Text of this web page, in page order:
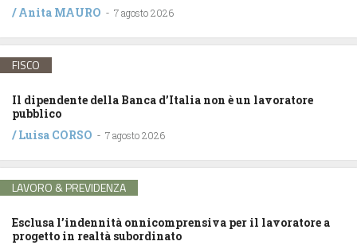
/Anita MAURO - 7 agosto 2026
FISCO
Il dipendente della Banca d’Italia non è un lavoratore
pubblico
/Luisa CORSO - 7 agosto 2026
LAVORO & PREVIDENZA
Esclusa l’indennità onnicomprensiva per il lavoratore a
progetto in realtà subordinato